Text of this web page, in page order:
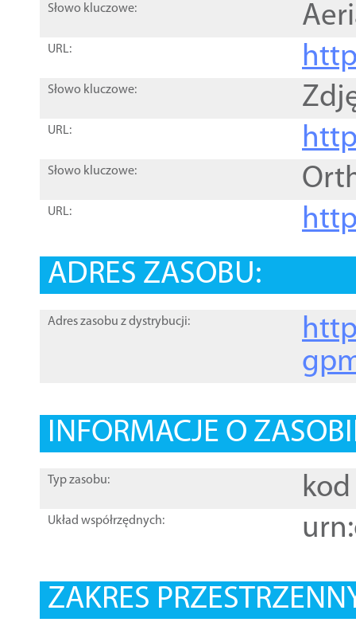
Słowo kluczowe:
URL:
Słowo kluczowe:
URL:
Słowo kluczowe:
URL:
ADRES ZASOBU:
Adres zasobu z dystrybucji:
INFORMACJE O
Typ zasobu: kod
Układ współrzędnych:
ZAKRES